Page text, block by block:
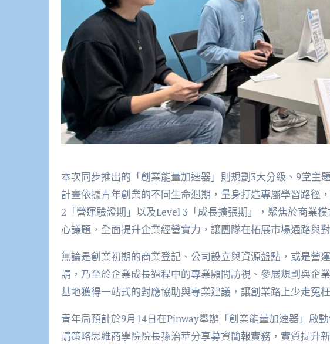
本次同步推出的「創業能量加速器」則規劃3大分級、9堂主
計畫依據青年創業的不同生命週期，量身打造專屬學習路徑
2「營運驗證期」以及Level 3「成長擴張期」，聚焦於商業
心議題，全面提升企業經營實力，讓團隊在拓展市場通路與
無論是創業初期的商業登記、公司設立與資源盤點，或是營
請，乃至於企業成長過程中的專業顧問訪視、參展規劃與企
基地獲得一站式的對應協助與專業建議，讓創業路上少走冤
青年局預計於9月14日在Pinway舉辦「創業能量加速器」啟
請策略思維商學院院長孫治華分享募資簡報實務，實質提升